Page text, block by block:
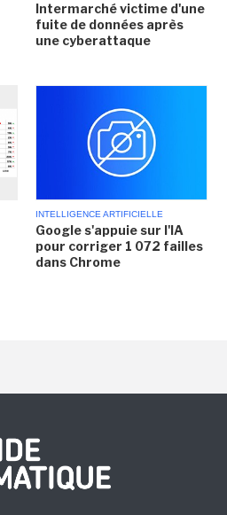
Intermarché victime d'une
fuite de données après
une cyberattaque
INTELLIGENCE ARTIFICIELLE
Google s'appuie sur l'IA
pour corriger 1 072 failles
dans Chrome